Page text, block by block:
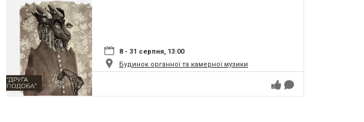
8 - 31 серпня, 13:00
Будинок органної та камерної музики